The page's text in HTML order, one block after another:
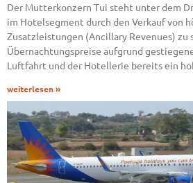
Der Mutterkonzern Tui steht unter dem
im Hotelsegment durch den Verkauf von
Zusatzleistungen (Ancillary Revenues) zu
Übernachtungspreise aufgrund
Luftfahrt und der Hotellerie bereits ein
weiterlesen »